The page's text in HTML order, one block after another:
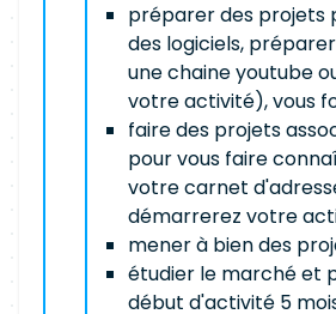
préparer des projets
des logiciels,
une chaine youtube
votre activité), vous
faire des projets
pour vous faire
votre carnet
démarrerez votre
mener à bien des
étudier le marché et
début d'activité 5